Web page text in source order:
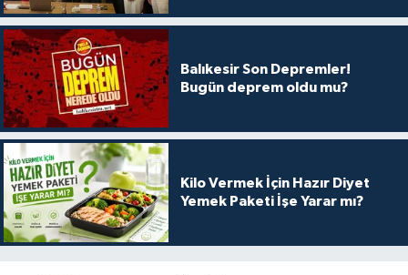
Balıkesir Son Depremler!
Bugün deprem oldu mu?
Kilo Vermek İçin Hazır Diyet
Yemek Paketi İşe Yarar mı?